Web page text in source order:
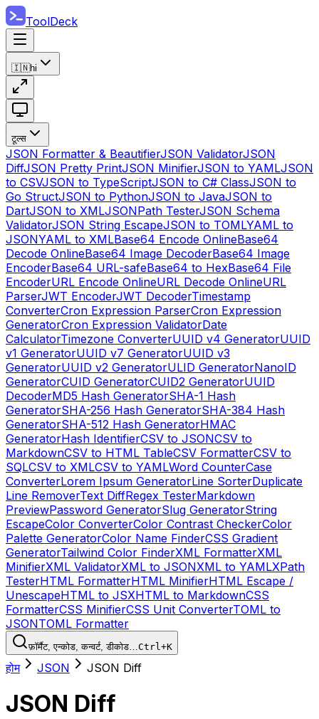
ToolDeck
🇮🇳hi
टूल्स
JSON Formatter & BeautifierJSON ValidatorJSON
DiffJSON Pretty PrintJSON MinifierJSON to YAMLJSON
to CSVJSON to TypeScriptJSON to C# ClassJSON to
Go StructJSON to PythonJSON to JavaJSON to
DartJSON to XMLJSONPath TesterJSON Schema
ValidatorJSON String EscapeJSON to TOMLYAML to
JSONYAML to XMLBase64 Encode OnlineBase64
Decode OnlineBase64 Image DecoderBase64 Image
EncoderBase64 URL-safeBase64 to HexBase64 File
EncoderURL Encode OnlineURL Decode OnlineURL
ParserJWT EncoderJWT DecoderTimestamp
ConverterCron Expression ParserCron Expression
GeneratorCron Expression ValidatorDate
CalculatorTimezone ConverterUUID v4 GeneratorUUID
v1 GeneratorUUID v7 GeneratorUUID v3
GeneratorUUID v2 GeneratorULID GeneratorNanoID
GeneratorCUID GeneratorCUID2 GeneratorUUID
DecoderMD5 Hash GeneratorSHA-1 Hash
GeneratorSHA-256 Hash GeneratorSHA-384 Hash
GeneratorSHA-512 Hash GeneratorHMAC
GeneratorHash IdentifierCSV to JSONCSV to
MarkdownCSV to HTML TableCSV FormatterCSV to
SQLCSV to XMLCSV to YAMLWord CounterCase
ConverterLorem Ipsum GeneratorLine SorterDuplicate
Line RemoverText DiffRegex TesterMarkdown
PreviewPassword GeneratorSlug GeneratorString
EscapeColor ConverterColor Contrast CheckerColor
Palette GeneratorColor Name FinderCSS Gradient
GeneratorTailwind Color FinderXML FormatterXML
MinifierXML ValidatorXML to JSONXML to YAMLXPath
TesterHTML FormatterHTML MinifierHTML Escape /
UnescapeHTML to JSXHTML to MarkdownCSS
FormatterCSS MinifierCSS Unit ConverterTOML to
JSONTOML Formatter
फ़ॉर्मैट, एन्कोड, कन्वर्ट, डीकोड…Ctrl+K
होम JSON JSON Diff
JSON Diff